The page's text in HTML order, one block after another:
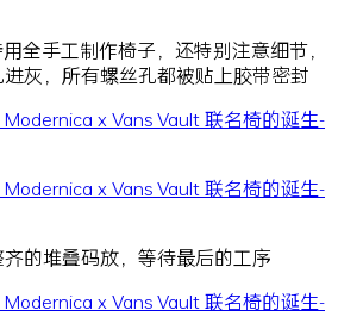
全手工制作椅子，还特别注意细节，
灰，所有螺丝孔都被贴上胶带密封
的堆叠码放，等待最后的工序